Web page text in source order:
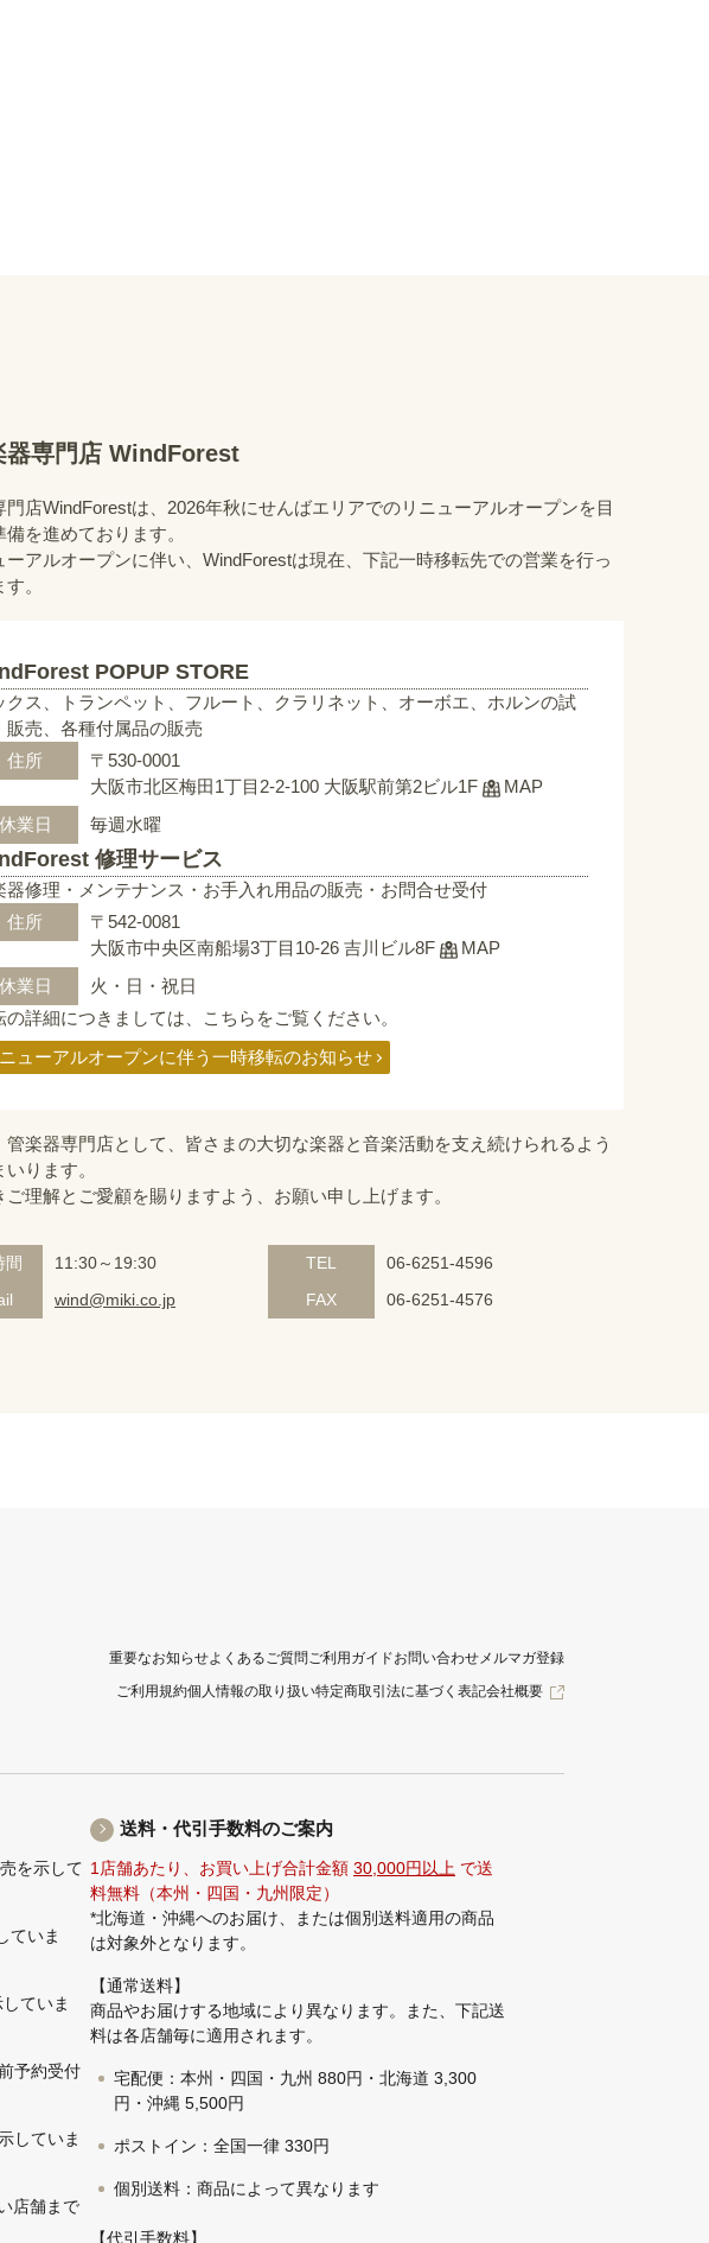
器専門店 WindForest
門店WindForestは、2026年秋にせんばエリアでのリニューアルオープンを目
を進めております。
ーアルオープンに伴い、WindForestは現在、下記一時移転先での営業を行っ
。
POPUP STORE
クス、トランペット、フルート、クラリネット、オーボエ、ホルンの試
販売、各種付属品の販売
住所
〒530-0001
大阪市北区梅田1丁目2-2-100 大阪駅前第2ビル1F
MAP
休業日
毎週水曜
修理サービス
器修理・メンテナンス・お手入れ用品の販売・お問合せ受付
住所
〒542-0081
大阪市中央区南船場3丁目10-26 吉川ビル8F
MAP
休業日
火・日・祝日
の詳細につきましては、こちらをご覧ください。
ューアルオープンに伴う一時移転のお知らせ
管楽器専門店として、皆さまの大切な楽器と音楽活動を支え続けられるよう
ります。
ご理解とご愛顧を賜りますよう、お願い申し上げます。
間 11:30～19:30 TEL
06-6251-4596
wind@miki.co.jp FAX 06-6251-4576
重要なお知らせよくあるご質問 ご利用ガイドお問い合わせ メルマガ登録
ご利用規約個人情報の取り扱い特定商取引法に基づく表記会社概要
を示して
ていま
ていま
予約受付
していま
店舗まで
送料・代引手数料のご案内
1店舗あたり、お買い上げ合計金額 30,000円以上 で送
料無料（本州・四国・九州限定）
*北海道・沖縄へのお届け、または個別送料適用の商品
は対象外となります。
【通常送料】
商品やお届けする地域により異なります。また、下記送
料は各店舗毎に適用されます。
宅配便：本州・四国・九州 880円・北海道 3,300
円・沖縄 5,500円
ポストイン：全国一律 330円
個別送料：商品によって異なります
【代引手数料】